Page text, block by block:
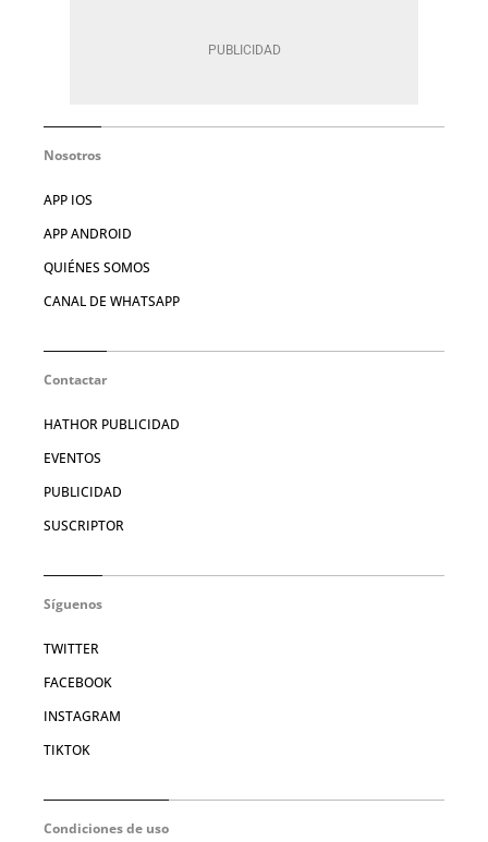
Nosotros
APP IOS
APP ANDROID
QUIÉNES SOMOS
CANAL DE WHATSAPP
Contactar
HATHOR PUBLICIDAD
EVENTOS
PUBLICIDAD
SUSCRIPTOR
Síguenos
TWITTER
FACEBOOK
INSTAGRAM
TIKTOK
Condiciones de uso